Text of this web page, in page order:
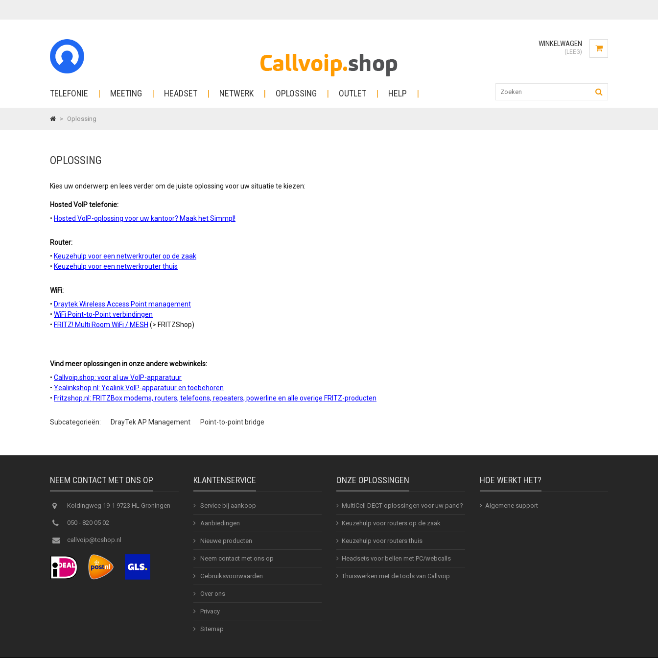
WINKELWAGEN
(LEEG)
TELEFONIE MEETING HEADSET NETWERK OPLOSSING OUTLET HELP
> Oplossing
OPLOSSING
Kies uw onderwerp en lees verder om de juiste oplossing voor uw situatie te kiezen:
Hosted VoIP telefonie:
• Hosted VoIP-oplossing voor uw kantoor? Maak het Simmpl!
Router:
• Keuzehulp voor een netwerkrouter op de zaak
• Keuzehulp voor een netwerkrouter thuis
WiFi:
• Draytek Wireless Access Point management
• WiFi Point-to-Point verbindingen
• FRITZ! Multi Room WiFi / MESH (> FRITZShop)
Vind meer oplossingen in onze andere webwinkels:
• Callvoip.shop: voor al uw VoIP-apparatuur
• Yealinkshop.nl: Yealink VoIP-apparatuur en toebehoren
• Fritzshop.nl: FRITZBox modems, routers, telefoons, repeaters, powerline en alle overige FRITZ-producten
Subcategorieën: DrayTek AP Management Point-to-point bridge
NEEM CONTACT MET ONS OP
Koldingweg 19-1 9723 HL Groningen
050 - 820 05 02
callvoip@tcshop.nl
KLANTENSERVICE
Service bij aankoop
Aanbiedingen
Nieuwe producten
Neem contact met ons op
Gebruiksvoorwaarden
Over ons
Privacy
Sitemap
ONZE OPLOSSINGEN
MultiCell DECT oplossingen voor uw pand?
Keuzehulp voor routers op de zaak
Keuzehulp voor routers thuis
Headsets voor bellen met PC/webcalls
Thuiswerken met de tools van Callvoip
HOE WERKT HET?
Algemene support